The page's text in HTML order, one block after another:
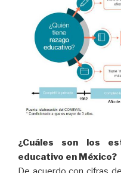
¿Cuáles son los
educativo en México?